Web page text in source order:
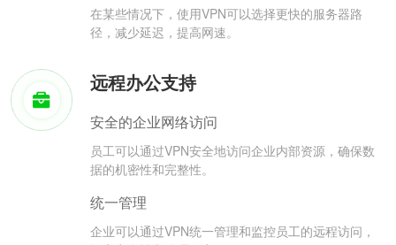
在某些情况下，使用VPN可以选择更快的服务器路
径，减少延迟，提高网速。
远程办公支持
安全的企业网络访问
员工可以通过VPN安全地访问企业内部资源，确保数
据的机密性和完整性。
统一管理
企业可以通过VPN统一管理和监控员工的远程访问，